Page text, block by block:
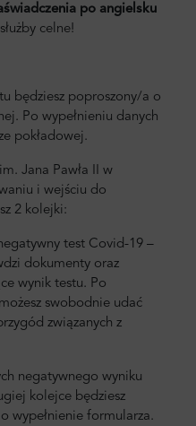
po angielsku
celne!
będziesz poproszony/a o
Po wypełnieniu danych
pokładowej.
Jana Pawła II w
i wejściu do
2 kolejki:
test Covid-19 –
dokumenty oraz
wynik testu. Po
swobodnie udać
związanych z
negatywnego wyniku
kolejce będziesz
wypełnienie formularza.